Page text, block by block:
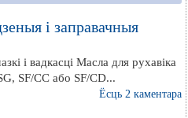
і заправачныя
і вадкасці Масла для рухавіка
SF/CC або SF/CD...
Ёсць 2 каментара